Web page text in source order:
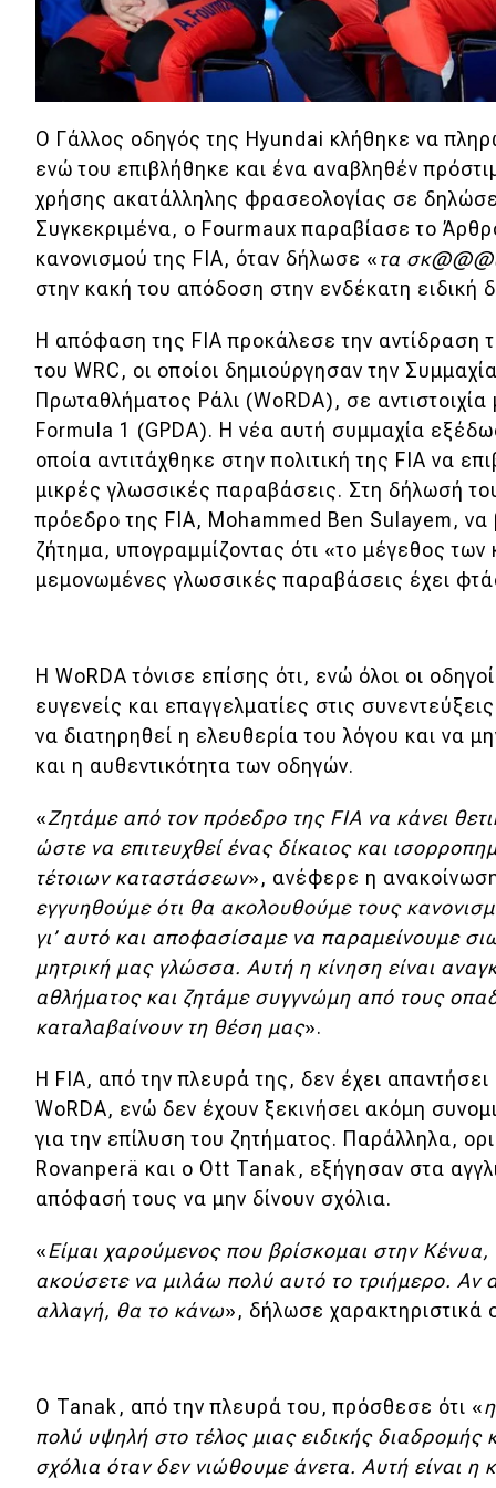
Νέα
Παρουσιάσεις
DRIVE Away
MOTO
Μεταχειρισμένο
Συμβουλές
Χρηστικά
Συμβουλές
ΚΤΕΟ
Οδική βοήθεια
eDRIVE
DRIVE USED
Ο Γάλλος οδηγός της Hyundai κλήθηκε να
ενώ του επιβλήθηκε και ένα αναβληθέν
χρήσης ακατάλληλης φρασεολογίας σε
Συγκεκριμένα, ο Fourmaux παραβίασε το
κανονισμού της FIA, όταν δήλωσε «τα
στην κακή του απόδοση στην ενδέκατη ειδική
Η απόφαση της FIA προκάλεσε την αντίδραση
του WRC, οι οποίοι δημιούργησαν την
Πρωταθλήματος Ράλι (WoRDA), σε
Formula 1 (GPDA). Η νέα αυτή συμμαχία
οποία αντιτάχθηκε στην πολιτική της FIA να
μικρές γλωσσικές παραβάσεις. Στη δήλωσή
πρόεδρο της FIA, Mohammed Ben Sulayem, να
ζήτημα, υπογραμμίζοντας ότι «το μέγεθος
μεμονωμένες γλωσσικές παραβάσεις έχει
Η WoRDA τόνισε επίσης ότι, ενώ όλοι οι
ευγενείς και επαγγελματίες στις
να διατηρηθεί η ελευθερία του λόγου και να
και η αυθεντικότητα των οδηγών.
«Ζητάμε από τον πρόεδρο της FIA να κάνει
ώστε να επιτευχθεί ένας δίκαιος και
τέτοιων καταστάσεων», ανέφερε η
εγγυηθούμε ότι θα ακολουθούμε τους
γι’ αυτό και αποφασίσαμε να παραμείνουμε
μητρική μας γλώσσα. Αυτή η κίνηση είναι
αθλήματος και ζητάμε συγγνώμη από τους
καταλαβαίνουν τη θέση μας».
Η FIA, από την πλευρά της, δεν έχει
WoRDA, ενώ δεν έχουν ξεκινήσει ακόμη
για την επίλυση του ζητήματος. Παράλληλα,
Rovanperä και ο Ott Tanak, εξήγησαν στα
απόφασή τους να μην δίνουν σχόλια.
«Είμαι χαρούμενος που βρίσκομαι στην
ακούσετε να μιλάω πολύ αυτό το τριήμερο. Αν
αλλαγή, θα το κάνω», δήλωσε χαρακτηριστικά
Ο Tanak, από την πλευρά του, πρόσθεσε ότι «
πολύ υψηλή στο τέλος μιας ειδικής
σχόλια όταν δεν νιώθουμε άνετα. Αυτή είναι η